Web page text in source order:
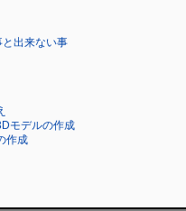
と出来ない事
モデルの作成
作成